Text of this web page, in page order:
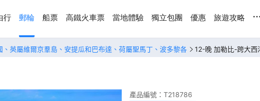
行 郵輪 船票 高鐵火車票 當地體驗 獨立包團 優惠 旅遊攻略 ...
英屬維爾京羣島、安提瓜和巴布達、荷屬聖馬丁、波多黎各 12-晚 加勒比-跨大西
產品編號： T218786